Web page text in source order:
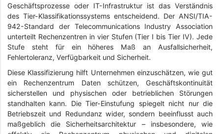
Geschäftsprozesse oder IT-Infrastruktur ist das Verständnis
des Tier-Klassifikationssystems entscheidend. Der ANSI/TIA-
942-Standard der Telecommunications Industry Association
unterteilt Rechenzentren in vier Stufen (Tier I bis Tier IV). Jede
Stufe steht für ein höheres Maß an Ausfallsicherheit,
Fehlertoleranz, Verfügbarkeit und Sicherheit.
Diese Klassifizierung hilft Unternehmen einzuschätzen, wie gut
ein Rechenzentrum Daten schützen, Geschäftskontinuität
sicherstellen und physischen oder betrieblichen Störungen
standhalten kann. Die Tier-Einstufung spiegelt nicht nur die
Betriebszeit und Redundanz wider, sondern beeinflusst auch
maßgeblich die Sicherheitsarchitektur – insbesondere, wie